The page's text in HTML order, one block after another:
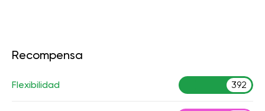
Recompensa
Flexibilidad 392